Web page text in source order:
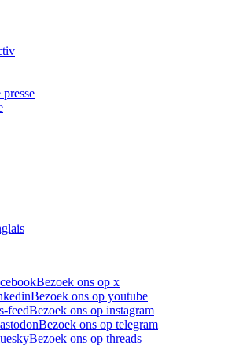
Bezoek ons op x
Bezoek ons op youtube
feedBezoek ons op instagram
Bezoek ons op telegram
Bezoek ons op threads